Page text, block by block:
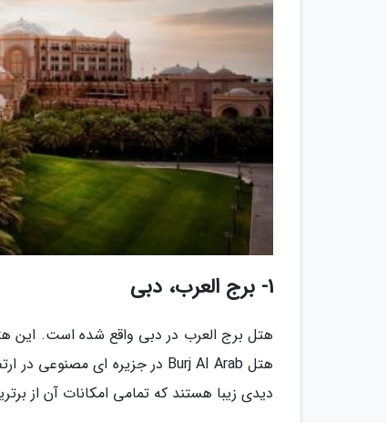
1- برج العرب، دبی
دیدی زیبا هستند که تمامی امکانات آن از